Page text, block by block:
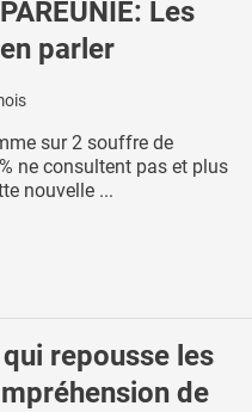
Les
parler
sur 2 souffre de
ne consultent pas et plus
nouvelle ...
repousse les
de